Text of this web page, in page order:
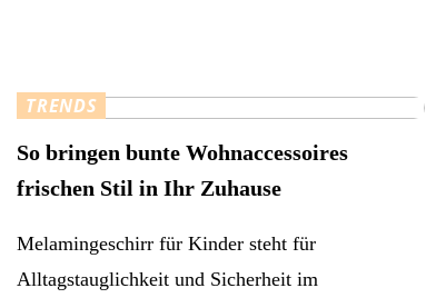
TRENDS
So bringen bunte Wohnaccessoires
frischen Stil in Ihr Zuhause
Melamingeschirr für Kinder steht für
Alltagstauglichkeit und Sicherheit im